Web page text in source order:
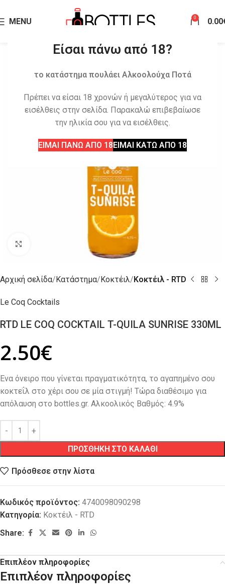
Είσαι πάνω από 18?
το κατάστημα πουλάει Αλκοολούχα Ποτά
Πρέπει να είσαι 18 χρονών ή μεγαλύτερος για να
εισέλθεις στην σελίδα. Παρακαλώ επιβεβαίωσε
την ηλικία σου για να εισέλθεις.
ΕΙΜΑΙ ΠΑΝΩ ΑΠΟ 18ΕΙΜΑΙ ΚΑΤΩ ΑΠΟ 18
MENU 0 0.00
Αρχική σελίδα Κατάστημα Κοκτέιλ Κοκτέιλ - RTD
Le Coq Cocktails
RTD LE COQ COCKTAIL T-QUILA SUNRISE 330ML
2.50€
Ένα όνειρο που γίνεται πραγματικότητα, το αγαπημένο σου
κοκτεΐλ στο χέρι σου σε μία στιγμή! Τώρα διαθέσιμο για
απόλαυση στο bottles.gr. Αλκοολικός Βαθμός: 4.9%
ΠΡΟΣΘΗΚΗ ΣΤΟ ΚΑΛΑΘΙ
Πρόσθεσε στην λίστα
Κωδικός προϊόντος: 4740098090298
Κατηγορία: Κοκτέιλ - RTD
Share:
Επιπλέον πληροφορίες
Επιπλέον πληροφορίες